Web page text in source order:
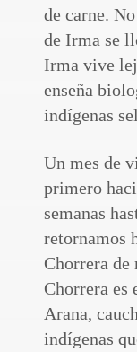
de carne.
de Irma se
Irma vive
enseña
indígenas
Un mes de
primero
semanas
retornamos
Chorrera de
Chorrera es
Arana,
indígenas